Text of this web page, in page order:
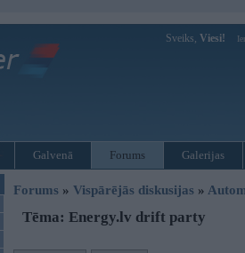
Sveiks, Viesi!
Galvenā Forums Galerijas
Forums » Vispārējās diskusijas »
Tēma: Energy.lv drift party